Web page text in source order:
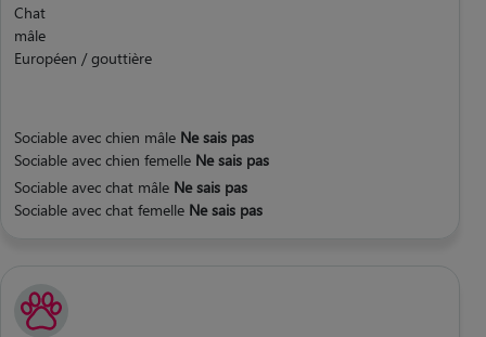
Chat
mâle
Européen / gouttière
Sociable avec chien mâle Ne sais pas
Sociable avec chien femelle Ne sais pas
Sociable avec chat mâle Ne sais pas
Sociable avec chat femelle Ne sais pas